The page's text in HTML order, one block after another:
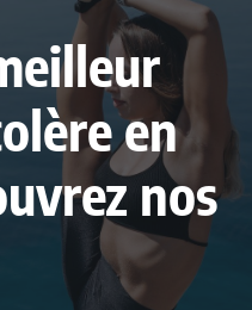
en
nos